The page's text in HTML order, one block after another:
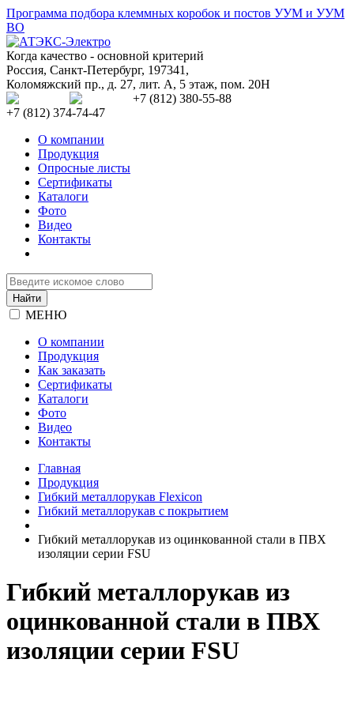
Программа подбора клеммных коробок и постов УУМ и УУМ
ВО
Когда качество - основной критерий
Россия, Санкт-Петербург, 197341 ,
Коломяжский пр., д. 27, лит. А, 5 этаж, пом. 20Н
+7 (812) 380-55-88
+7 (812) 374-74-47
О компании
Продукция
Опросные листы
Сертификаты
Каталоги
Фото
Видео
Контакты
МЕНЮ
О компании
Продукция
Как заказать
Сертификаты
Каталоги
Фото
Видео
Контакты
Главная
Продукция
Гибкий металлорукав Flexicon
Гибкий металлорукав с покрытием
Гибкий металлорукав из оцинкованной стали в ПВХ
изоляции серии FSU
Гибкий металлорукав из
оцинкованной стали в ПВХ
изоляции серии FSU